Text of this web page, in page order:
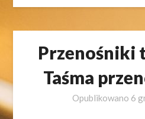
Przenośniki
Taśma
Opublikowano 6